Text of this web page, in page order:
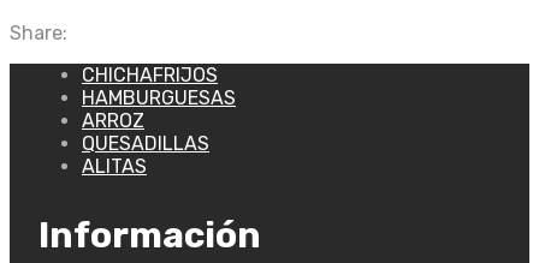
Share:
CHICHAFRIJOS
HAMBURGUESAS
ARROZ
QUESADILLAS
ALITAS
Información